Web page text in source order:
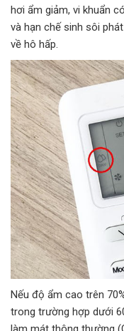
hơi ẩm giảm, vi khuẩn
và hạn chế sinh sôi
về hô hấp.
Nếu độ ẩm cao trên
trong trường hợp dưới